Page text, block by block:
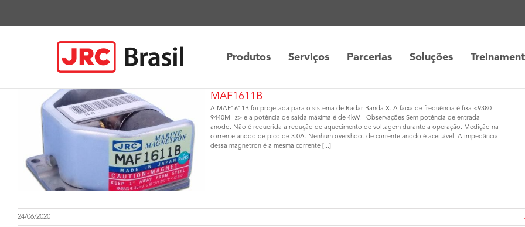
Produtos Serviços Parcerias Soluções
MAF1611B
A MAF1611B foi projetada para o sistema de Radar Banda X. A faixa de frequência é fixa <9380 -
9440MHz> e a potência de saída máxima é de 4kW. Observações Sem potência de entrada
anodo. Não é requerida a redução de aquecimento de voltagem durante a operação. Medição na
corrente anodo de pico de 3.0A. Nenhum overshoot de corrente anodo é aceitável. A impedância
dessa magnetron é a mesma corrente [...]
24/06/2020